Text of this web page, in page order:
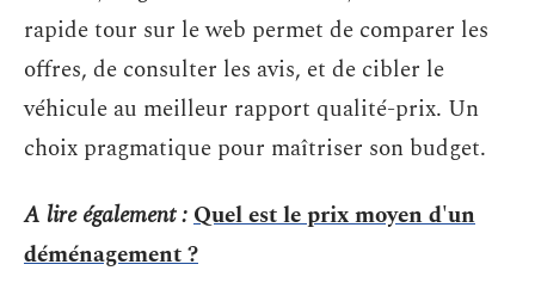
rapide tour sur le web permet de comparer les
offres, de consulter les avis, et de cibler le
véhicule au meilleur rapport qualité-prix. Un
choix pragmatique pour maîtriser son budget.
A lire également :Quel est le prix moyen d'un
déménagement ?